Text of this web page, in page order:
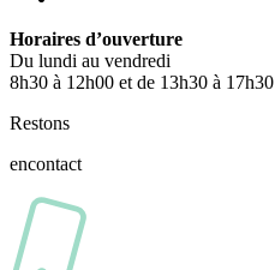
Horaires d’ouverture
Du lundi au vendredi
8h30 à 12h00 et de 13h30 à 17h30
Restons
encontact